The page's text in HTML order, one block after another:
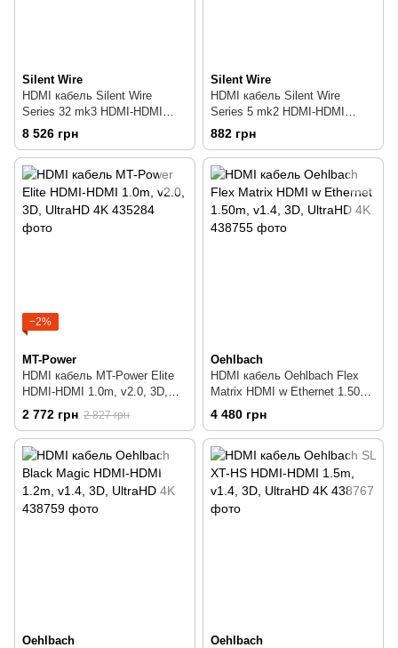
Silent Wire
HDMI кабель Silent Wire
Series 32 mk3 HDMI-HDMI
1.0m, v2.0, 3D, UltraHD 4K
8 526 грн
Silent Wire
HDMI кабель Silent Wire
Series 5 mk2 HDMI-HDMI
1.0m, v2.0, 3D, UltraHD 4K
882 грн
−2%
MT-Power
HDMI кабель MT-Power Elite
HDMI-HDMI 1.0m, v2.0, 3D,
UltraHD 4K
2 772 грн 2 827 грн
Oehlbach
HDMI кабель Oehlbach Flex
Matrix HDMI w Ethernet 1.50m,
v1.4, 3D, UltraHD 4K
4 480 грн
Oehlbach
Oehlbach